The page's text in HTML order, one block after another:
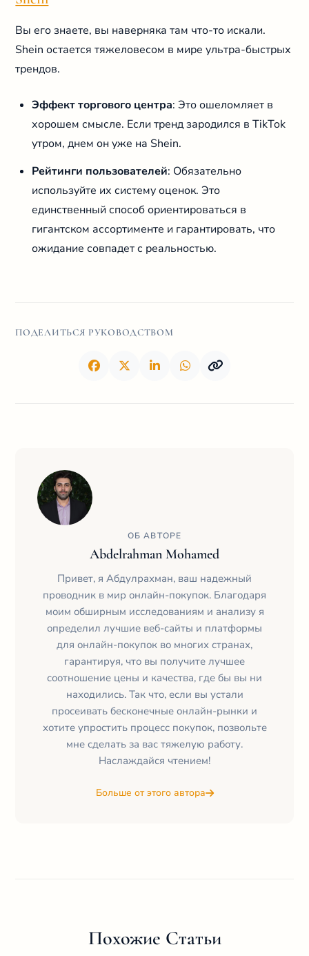
Вы его знаете, вы наверняка там что-то искали.
Shein остается тяжеловесом в мире ультра-быстрых
трендов.
Эффект торгового центра: Это ошеломляет в
хорошем смысле. Если тренд зародился в TikTok
утром, днем он уже на Shein.
Рейтинги пользователей: Обязательно
используйте их систему оценок. Это
единственный способ ориентироваться в
гигантском ассортименте и гарантировать, что
ожидание совпадет с реальностью.
ПОДЕЛИТЬСЯ РУКОВОДСТВОМ
ОБ АВТОРЕ
Abdelrahman Mohamed
Привет, я Абдулрахман, ваш надежный
проводник в мир онлайн-покупок. Благодаря
моим обширным исследованиям и анализу я
определил лучшие веб-сайты и платформы
для онлайн-покупок во многих странах,
гарантируя, что вы получите лучшее
соотношение цены и качества, где бы вы ни
находились. Так что, если вы устали
просеивать бесконечные онлайн-рынки и
хотите упростить процесс покупок, позвольте
мне сделать за вас тяжелую работу.
Наслаждайся чтением!
Больше от этого автора
Похожие Статьи